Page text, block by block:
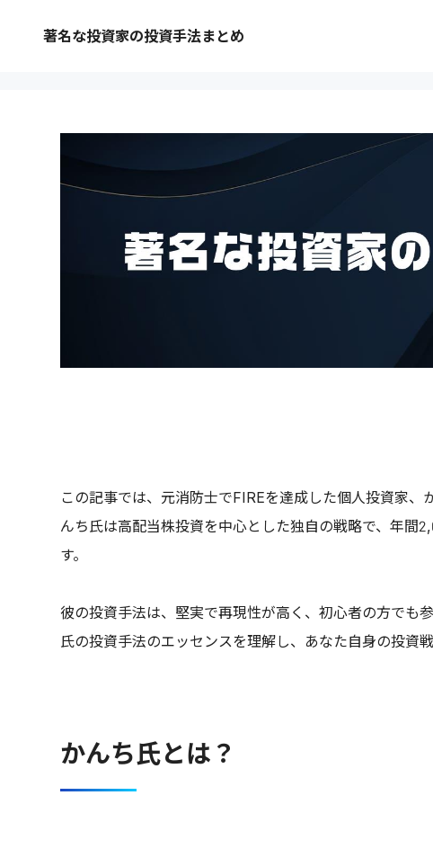
著名な投資家の投資手法まとめ
この記事では、元消防士でFIREを達成した個人投資家
んち氏は高配当株投資を中心とした独自の戦略で、年間
す。
彼の投資手法は、堅実で再現性が高く、初心者の方でも
氏の投資手法のエッセンスを理解し、あなた自身の投資
かんち氏とは？